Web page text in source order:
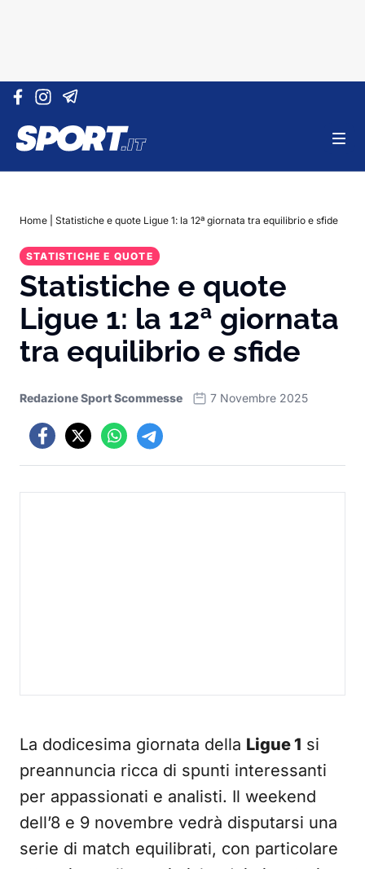
Vai al contenuto
Home Statistiche e quote Ligue 1: la 12ª giornata tra equilibrio e sfide
STATISTICHE E QUOTE
Statistiche e quote
Ligue 1: la 12ª giornata
tra equilibrio e sfide
Redazione Sport Scommesse 7 Novembre 2025
La dodicesima giornata della Ligue 1 si
preannuncia ricca di spunti interessanti
per appassionati e analisti. Il weekend
dell’8 e 9 novembre vedrà disputarsi una
serie di match equilibrati, con particolare